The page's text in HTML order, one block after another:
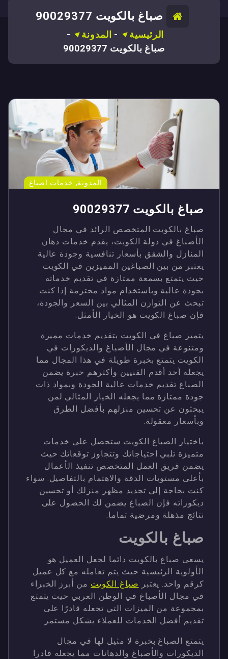
صباغ بالكويت 90029377
الرئيسية -المدونة -
صباغ بالكويت 90029377
المدونة,خدمات اصباغ
صباغ بالكويت 90029377
صباغ بالكويت المتخصص الرائد في مجال
الأصباغ في دولة الكويت، يقدم خدمات دهان
المنازل والشقق بأسعار تنافسية وجودة عالية
يعتبر من بين الصباغين المميزين في الكويت
حيث يتمتع بسمعة ممتازة في تقديم خدماته
بجودة عالية وباستخدام مواد محترمة إذا كنت
تبحث عن التوازن المثالي بين السعر والجودة،
فإن صباغ الكويت هو الخيار الأمثل.
يتميز صباغ في الكويت بتقديم خدمات مميزة
ومتنوعة في مجال الأصباغ والديكورات في
الكويت يتمتع بخبرة طويلة في هذا المجال مما
يجعله أحد أقدم الفنيين وأكثرهم خبرة يضمن
الصباغ تقديم خدمات عالية الجودة وبمواد ذات
جودة ممتازة مما يجعله الخيار المثالي لمن
يبحثون عن تحسين منزلهم بأفضل الطرق
وبأسعار معقولة.
باختيار الصباغ الكويت ستحصل على خدمات
متميزة تلبي احتياجاتك وتتجاوز توقعاتك حيث
يضمن فريق العمل المتخصص تنفيذ الأعمال
بأعلى مستويات الدقة والاهتمام بالتفاصيل. سواء
كنت بحاجة إلى تجديد مظهر منزلك أو تحسين
ديكوراته فإن الصباغ يضمن لك الحصول على
نتائج مذهلة ومرضية تماما.
صباغ بالكويت
يسعى صباغ بالكويت دائما لجعل العميل هو
الأولوية الرئيسية حيث يتم تعامله مع كل عميل
كرقم واحد. يعتبر
صباغ الكويتمن أبرز الخبراء
في مجال الأصباغ في الوطن العربي حيث يتمتع
بمجموعة من الميزات التي تجعله قادرًا على
تقديم أفضل الخدمات للعملاء بشكل مستمر.
يتمتع الصباغ بخبرة لا مثيل لها في مجال
الديكورات والأصباغ والدهانات مما يجعله قادرا